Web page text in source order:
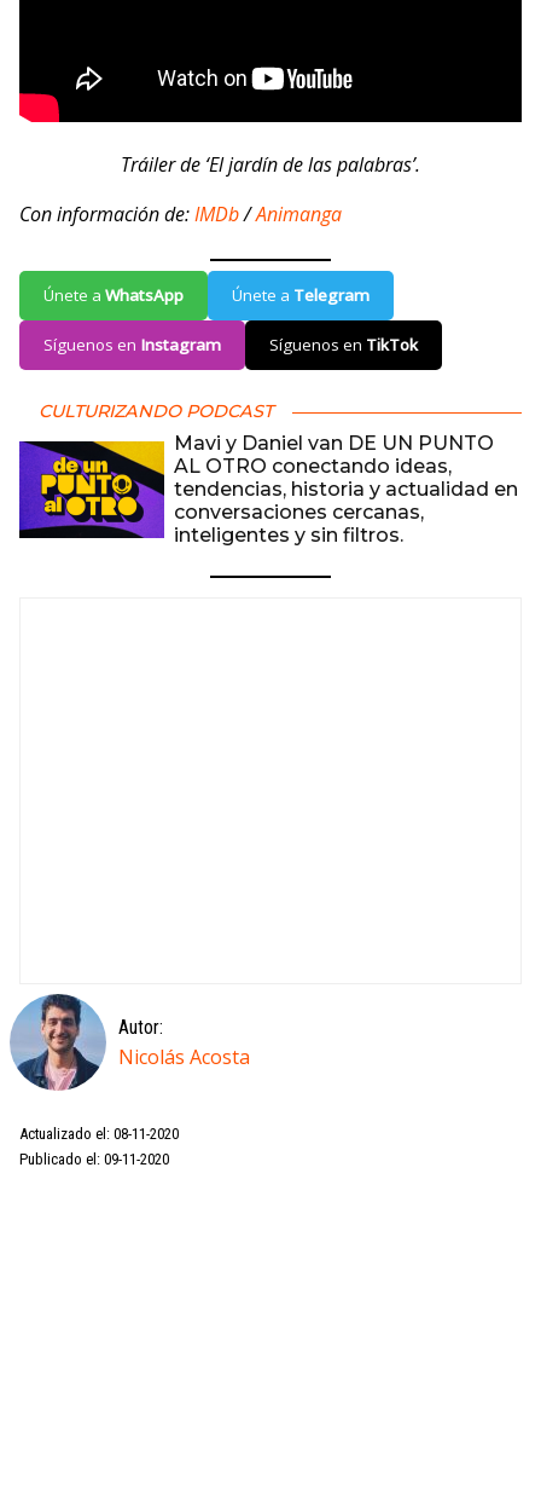
Tráiler de ‘El jardín de las palabras’.
Con información de:IMDb/Animanga
Únete a WhatsApp Únete a Telegram
Síguenos en Instagram Síguenos en TikTok
CULTURIZANDO PODCAST
Mavi y Daniel van DE UN PUNTO
AL OTRO conectando ideas,
tendencias, historia y actualidad en
conversaciones cercanas,
inteligentes y sin filtros.
Autor:
Nicolás Acosta
Actualizado el: 08-11-2020
Publicado el: 09-11-2020